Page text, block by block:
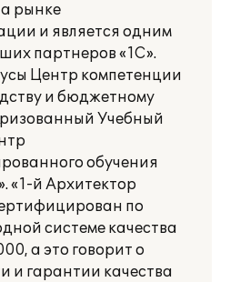
рынке
и является одним
партнеров «1С».
Центр компетенции
и бюджетному
Учебный
обучения
«1-й Архитектор
по
системе качества
а это говорит о
и гарантии качества